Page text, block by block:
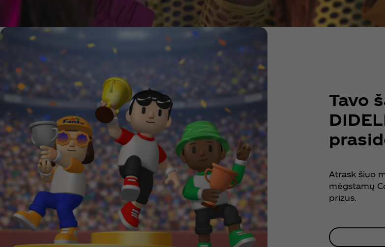
Tavo
Atrask šiuo
mėgstamų
prizus.